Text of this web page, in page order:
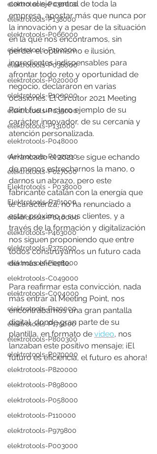
elektrotools-P030000
elektrotools-P138000
elektrotools-P066000
elektrotools-P102000
elektrotools-P036000
elektrotools-P020000
elektrotools-P100000
elektrotools-P035000
elektrotools-P131000
elektrotools-P048000
elektrotools-P092000
elektrotools-P027000
Elektrotools - P038000
Elektrotools-P761000
elektrotools-P040000
elektrotools-P463000
elektrotools-P375000
elektrotools-P098000
elektrotools-C049000
elektrotools-C004000
elektrotools-P120000
elektrotools-P179000
elektrotools-P800300
elektrotools-P070000
elektrotools-P820000
elektrotools-P898000
elektrotools-P058000
elektrotools-P110000
elektrotools-P979800
elektrotools-P003000
como el eje central de toda la
empresa, apostar más que nunca por
la innovación y a pesar de la situación
en la que nos encontramos, sin
perder el optimismo e ilusión,
ingredientes indispensables para
afrontar todo reto y oportunidad de
negocio, declararon en varias
ocasiones. El Circutor 2021 Meeting
Point fue un claro ejemplo de su
carácter innovador, de su cercanía y
atención personalizada.
Arrancado el 2021 se sigue echando
de menos estrecharnos la mano, o
darnos un abrazo, pero este
fabricante catalán con la energía que
le caracteriza, no ha renunciado a
estar próximo a sus clientes, y a
través de la formación y digitalización
nos siguen proponiendo que entre
todos construyamos un futuro cada
día más eficiente.
Para reafirmar esta convicción, nada
más entrar al Meeting Point, nos
encontrábamos una gran pantalla
digital, donde gran parte de su
plantilla, en formato de video, nos
lanzaban este positivo mensaje; ¡El
futuro es eficiencia, el futuro es ahora!